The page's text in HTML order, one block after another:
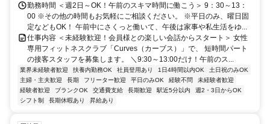
勤務時間 ＜週2日～OK！午前のスキマ時間に働こう＞ 9：30～13：
00 ※その他の時間もお気軽にご相談ください。 ※平日のみ、曜日固
定などもOK！ 午前中にさくっと働いて、午後は家事や私生活をゆ...
仕事内容 ＜未経験歓迎！会員様との楽しい会話からスタート＞ 女性
専用フィットネスクラブ「Curves（カーブス）」で、 短時間パート
の接客スタッフを募集します。 ＼9:30～13:00だけ！午前のス...
業界未経験者歓迎 扶養内勤務OK 社員登用あり 1日4時間以内OK
土日祝のみOK
主婦・主夫歓迎
長期 フリーター歓迎 平日のみOK 経験不問
未経験者歓迎
経験者歓迎
ブランクOK 交通費支給 長期歓迎 駅近5分以内
週2・3日からOK
シフト制
長期休暇あり 昇給あり